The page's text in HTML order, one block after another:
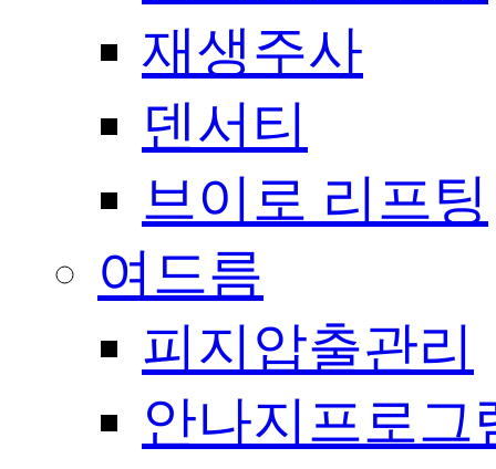
재생주사
덴서티
브이로 리프팅
여드름
피지압출관리
안나지프로그